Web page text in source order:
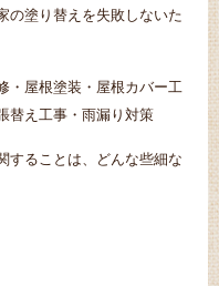
の塗り替えを失敗しないた
・屋根塗装・屋根カバー工
替え工事・雨漏り対策
することは、どんな些細な